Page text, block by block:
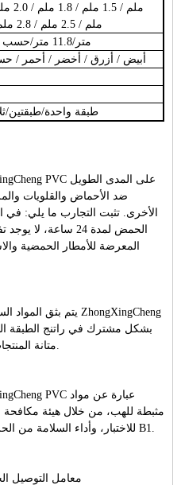
ملم / 2.5 ملم / 2.8 ملم / 3.0 ملم
5.8 متر/11.8 متر/حسب الطلب
أبيض / أزرق / أخضر / أحمر /
طبقة واحدة/طبقتين/
ضد الأحماض والقلويات
الحمض لمدة 24
المعرضة للأمطار الحمضية
مثبطة للهب، من خلال هيئة مكافحة
لمعايير GB8624-2006 للاختبار، وأداء السلامة من الحرائق ≥ درجة B1.